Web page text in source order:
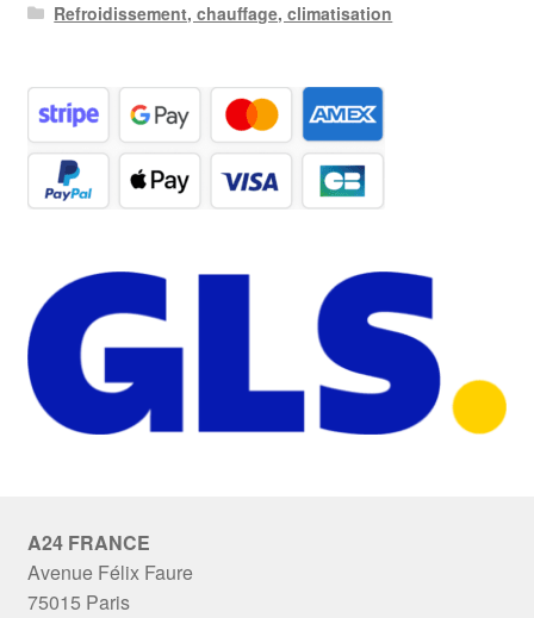
Refroidissement, chauffage, climatisation
A24 FRANCE
Avenue Félix Faure
75015 Paris